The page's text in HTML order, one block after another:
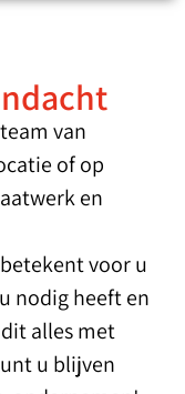
van
of op
en
voor u
nodig heeft en
alles met
u blijven